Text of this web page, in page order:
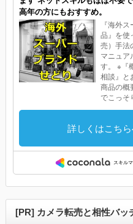
[PR] カメラ転売と相性バッ